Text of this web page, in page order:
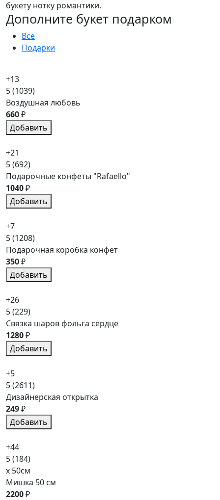
букету нотку романтики.
Дополните букет подарком
Все
Подарки
+13
5(1039)
Воздушная любовь
660₽
Добавить
+21
5(692)
Подарочные конфеты "Rafaello"
1040₽
Добавить
+7
5(1208)
Подарочная коробка конфет
350₽
Добавить
+26
5(229)
Связка шаров фольга сердце
1280₽
Добавить
+5
5(2611)
Дизайнерская открытка
249₽
Добавить
+44
5(184)
x 50см
Мишка 50 см
2200₽